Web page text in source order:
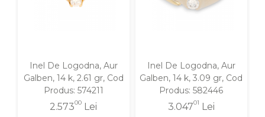
Inel De Logodna, Aur
Galben, 14 k, 2.61 gr, Cod
Produs: 574211
2.57300 Lei
Inel De Logodna, Aur
Galben, 14 k, 3.09 gr, Cod
Produs: 582446
3.04701 Lei